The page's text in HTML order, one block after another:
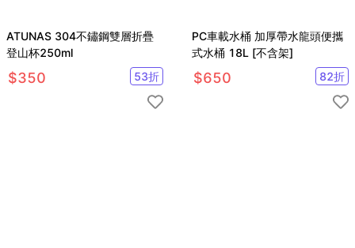
ATUNAS 304不鏽鋼雙層折疊
登山杯250ml
$350 53折
PC車載水桶 加厚帶水龍頭便攜
式水桶 18L [不含架]
$650 82折